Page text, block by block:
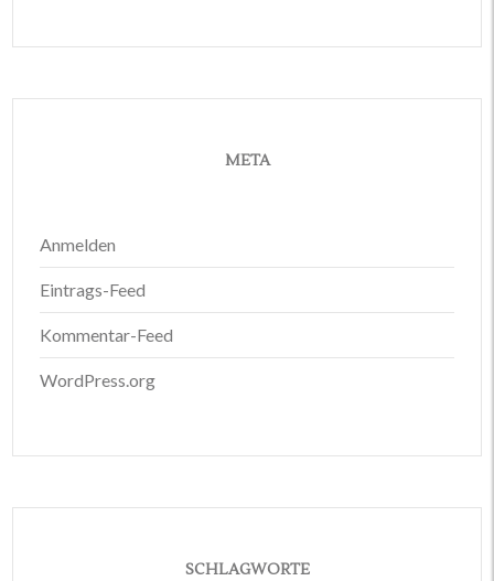
META
Anmelden
Eintrags-Feed
Kommentar-Feed
WordPress.org
SCHLAGWORTE